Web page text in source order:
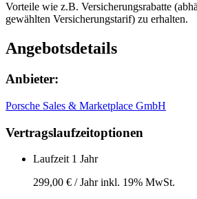
Vorteile wie z.B. Versicherungsrabatte
gewählten Versicherungstarif) zu erhalten.
Angebotsdetails
Anbieter:
Porsche Sales & Marketplace GmbH
Vertragslaufzeitoptionen
Laufzeit 1 Jahr
299,00 € / Jahr inkl. 19% MwSt.